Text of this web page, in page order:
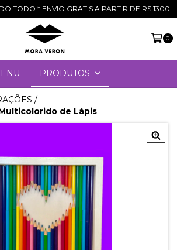
TODO * ENVIO GRATIS A PARTIR DE R$ 1300
0
PRODUTOS
/
de Lápis